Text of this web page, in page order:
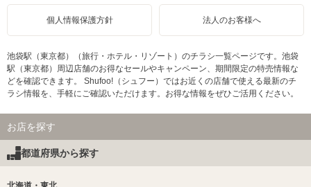
個人情報保護方針 法人のお客様へ
池袋駅（東京都）（旅行・ホテル・リゾート）のチラシ一覧ページです。池袋
駅（東京都）周辺店舗のお得なセールやキャンペーン、期間限定の特売情報な
どを確認できます。 Shufoo!（シュフー）ではお近くの店舗で使える最新のチ
ラシ情報を、手軽にご確認いただけます。お得な情報をぜひご活用ください。
お店を探す
都道府県から探す